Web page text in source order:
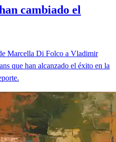
cambiado el
Marcella Di Folco a Vladimir
que han alcanzado el éxito en la